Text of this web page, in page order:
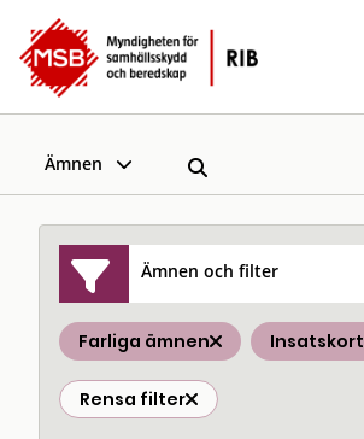
Ämnen
Ämnen och filter
Farliga ämnen Insatskort
Rensa filter